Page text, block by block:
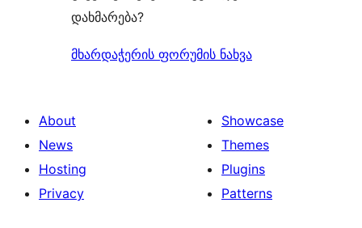
დახმარება?
მხარდაჭერის ფორუმის ნახვა
About
News
Hosting
Privacy
Showcase
Themes
Plugins
Patterns